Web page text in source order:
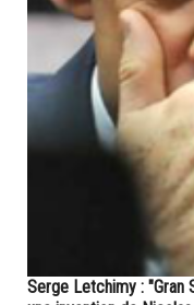
Serge Letchimy : "Gran